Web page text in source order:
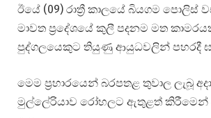
ඊයේ (09) රාත්‍රී කාලයේ බියගම පොලිස්
මාවත ප්‍රදේශයේ කුලී පදනම මත
පුද්ගලයෙකුට තියුණු ආයුධවලින් පහරදී
මෙම ප්‍රහාරයෙන් බරපතළ තුවාල ලැබූ
මුල්ලේරියාව රෝහලට ඇතුළත්